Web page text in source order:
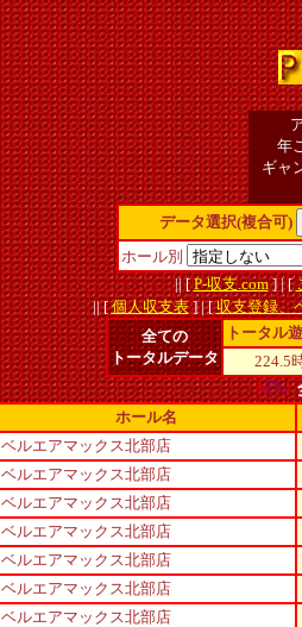
年
ギャ
データ選択(複合可)
ホール別
|| [P-収支.com] | [
|| [個人収支表] | [収支登録、
全ての
トータルデータ
トータル
224.5
ホール名
ベルエアマックス北部店
ベルエアマックス北部店
ベルエアマックス北部店
ベルエアマックス北部店
ベルエアマックス北部店
ベルエアマックス北部店
ベルエアマックス北部店